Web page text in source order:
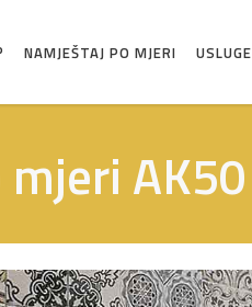
NAMJEŠTAJ PO MJERI USLUGE
AK50